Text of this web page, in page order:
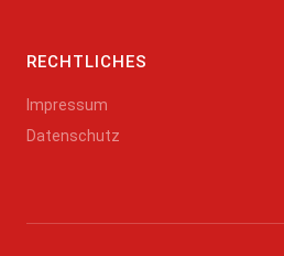
RECHTLICHES
Impressum
Datenschutz